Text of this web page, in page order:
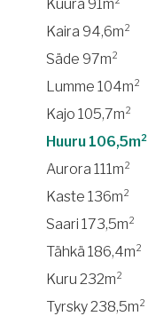
Kuura 91m²
Kaira 94,6m²
Säde 97m²
Lumme 104m²
Kajo 105,7m²
Huuru 106,5m²
Aurora 111m²
Kaste 136m²
Saari 173,5m²
Tähkä 186,4m²
Kuru 232m²
Tyrsky 238,5m²